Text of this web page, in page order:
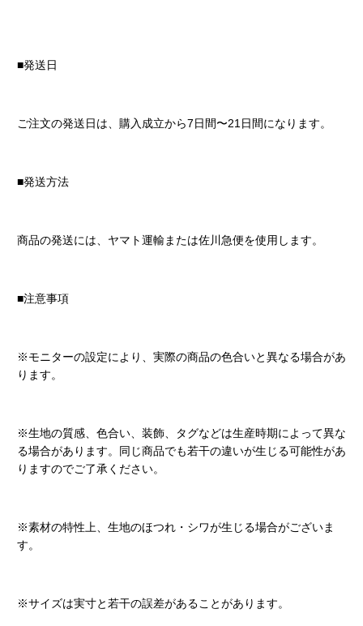
■発送日
ご注文の発送日は、購入成立から7日間〜21日間になります。
■発送方法
商品の発送には、ヤマト運輸または佐川急便を使用します。
■注意事項
※モニターの設定により、実際の商品の色合いと異なる場合があ
ります。
※生地の質感、色合い、装飾、タグなどは生産時期によって異な
る場合があります。同じ商品でも若干の違いが生じる可能性があ
りますのでご了承ください。
※素材の特性上、生地のほつれ・シワが生じる場合がございま
す。
※サイズは実寸と若干の誤差があることがあります。